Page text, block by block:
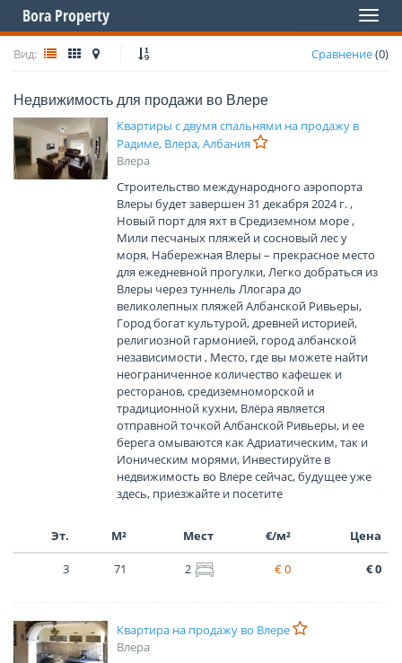
Toggle
Bora Property
Вид: Сравнение(0)
Недвижимость для продажи во Влере
Квартиры с двумя спальнями на продажу в
Радиме, Влера, Албания
Влера
Строительство международного аэропорта
Влеры будет завершен 31 декабря 2024 г. ,
Новый порт для яхт в Средиземном море ,
Мили песчаных пляжей и сосновый лес у
моря, Набережная Влеры – прекрасное место
для ежедневной прогулки, Легко добраться из
Влеры через туннель Ллогара до
великолепных пляжей Албанской Ривьеры,
Город богат культурой, древней историей,
религиозной гармонией, город албанской
независимости , Место, где вы можете найти
неограниченное количество кафешек и
ресторанов, средиземноморской и
традиционной кухни, Влёра является
отправной точкой Албанской Ривьеры, и ее
берега омываются как Адриатическим, так и
Ионическим морями, Инвестируйте в
недвижимость во Влере сейчас, будущее уже
здесь, приезжайте и посетите
Эт. М² Мест €/м² Цена
3 71 2 € 0 € 0
Квартира на продажу во Влере
Влера